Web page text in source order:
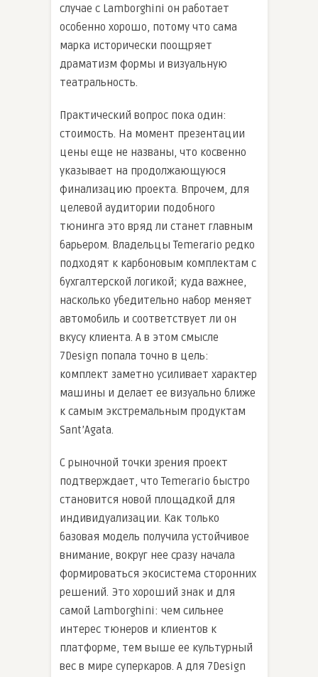
случае с Lamborghini он работает
особенно хорошо, потому что сама
марка исторически поощряет
драматизм формы и визуальную
театральность.
Практический вопрос пока один:
стоимость. На момент презентации
цены еще не названы, что косвенно
указывает на продолжающуюся
финализацию проекта. Впрочем, для
целевой аудитории подобного
тюнинга это вряд ли станет главным
барьером. Владельцы Temerario редко
подходят к карбоновым комплектам с
бухгалтерской логикой; куда важнее,
насколько убедительно набор меняет
автомобиль и соответствует ли он
вкусу клиента. А в этом смысле
7Design попала точно в цель:
комплект заметно усиливает характер
машины и делает ее визуально ближе
к самым экстремальным продуктам
Sant’Agata.
С рыночной точки зрения проект
подтверждает, что Temerario быстро
становится новой площадкой для
индивидуализации. Как только
базовая модель получила устойчивое
внимание, вокруг нее сразу начала
формироваться экосистема сторонних
решений. Это хороший знак и для
самой Lamborghini: чем сильнее
интерес тюнеров и клиентов к
платформе, тем выше ее культурный
вес в мире суперкаров. А для 7Design